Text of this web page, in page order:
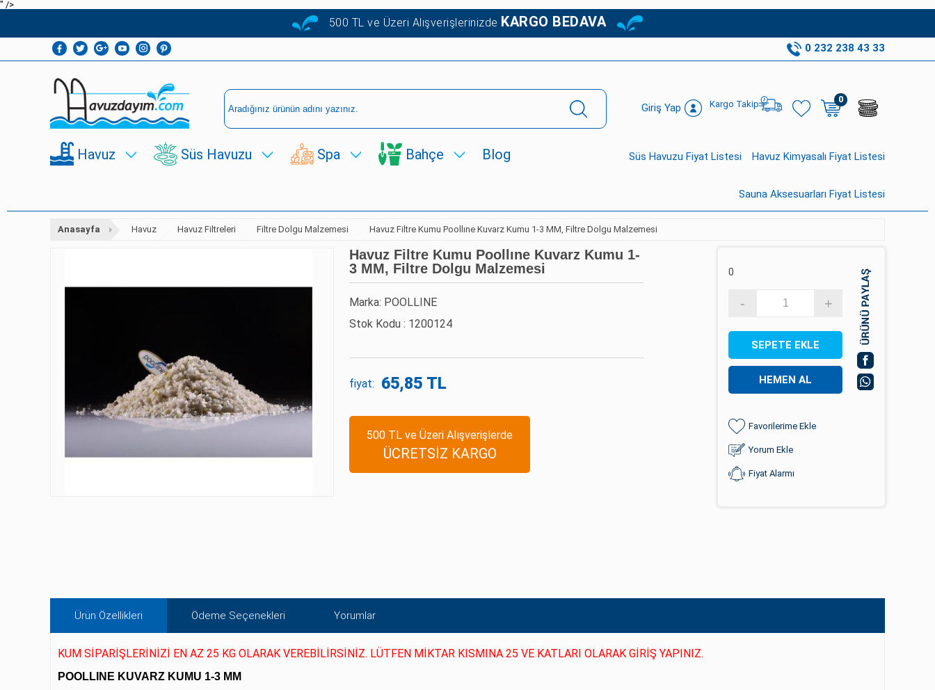
" />
500 TL ve Üzeri Alışverişlerinizde KARGO BEDAVA
0 232 238 43 33
0
Kargo Takip
Giriş Yap
Havuz Süs Havuzu Spa Bahçe Blog Havuz Kimyasalı Fiyat Listesi
Süs Havuzu Fiyat Listesi
Sauna Aksesuarları Fiyat Listesi
Anasayfa Havuz Havuz Filtreleri Filtre Dolgu Malzemesi Havuz Filtre Kumu Poollıne Kuvarz Kumu 1-3 MM, Filtre Dolgu Malzemesi
Havuz Filtre Kumu Poollıne Kuvarz Kumu 1-
3 MM, Filtre Dolgu Malzemesi
Marka: POOLLINE
Stok Kodu : 1200124
fiyat: 65,85 TL
500 TL ve Üzeri Alışverişlerde
ÜCRETSİZ KARGO
0
- +
SEPETE EKLE
HEMEN AL
Favorilerime Ekle
Yorum Ekle
Fiyat Alarmı
Ürün Özellikleri Ödeme Seçenekleri Yorumlar
KUM SİPARİŞLERİNİZİ EN AZ 25 KG OLARAK VEREBİLİRSİNİZ. LÜTFEN MİKTAR KISMINA 25 VE KATLARI OLARAK GİRİŞ YAPINIZ.
POOLLINE KUVARZ KUMU 1-3 MM